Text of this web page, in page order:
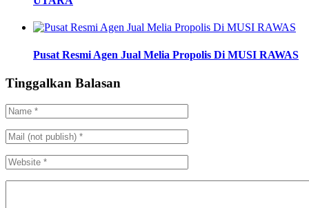
Pusat Resmi Agen Jual Melia Propolis Di MUSI RAWAS
Tinggalkan Balasan